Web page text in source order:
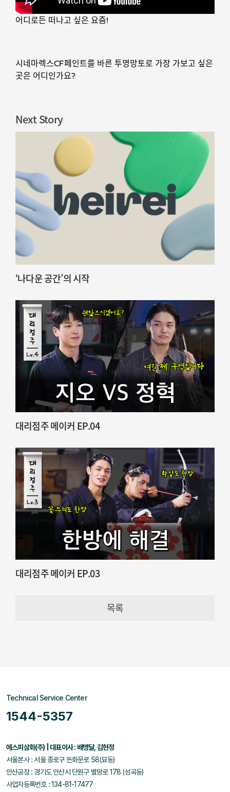
어디로든 떠나고 싶은 요즘!
시네마렉스CF페인트를 바른 투명망토로 가장 가보고 싶은
곳은 어디인가요?
Next Story
‘나다운 공간’의 시작
대리점주 메이커 EP.04
대리점주 메이커 EP.03
목록
Technical Service Center
1544-5357
에스피삼화(주) | 대표이사 : 배맹달, 김현정
서울본사 : 서울 종로구 돈화문로 58(묘동)
안산공장 : 경기도 안산시 단원구 별망로 178 (성곡동)
사업자등록번호 : 134-81-17477